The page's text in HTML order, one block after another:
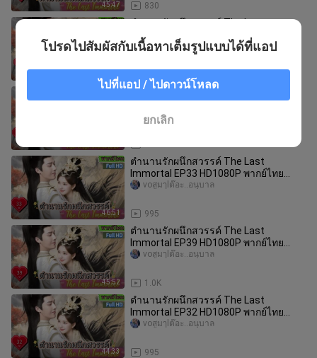
45:47 830
ตำนานรักผนึกสวรรค์ The Last
Immortal EP24 HD1080P พากย์ไทย
[2023]
voสูมๅlต๊อะ..อนุบาล
ตำนานรักผนึกสวรรค์ The Last
Immortal EP31 HD1080P พากย์ไทย
[2023]
voสูมๅlต๊อะ..อนุบาล
46:51
ตำนานรักผนึกสวรรค์ The Last
Immortal EP33 HD1080P พากย์ไทย
[2023]
995
voสูมๅlต๊อะ..อนุบาล
45:52
ตำนานรักผนึกสวรรค์ The Last
Immortal EP39 HD1080P พากย์ไทย
[2023]
1.0K
voสูมๅlต๊อะ..อนุบาล
44:33
ตำนานรักผนึกสวรรค์ The Last
Immortal EP32 HD1080P พากย์ไทย
[2023]
995
voสูมๅlต๊อะ..อนุบาล
โปรดไปสัมผัสกับเนื้อหาเต็มรูปแบบได้ที่แอป
ไปที่แอป / ไปดาวน์โหลด
ยกเลิก